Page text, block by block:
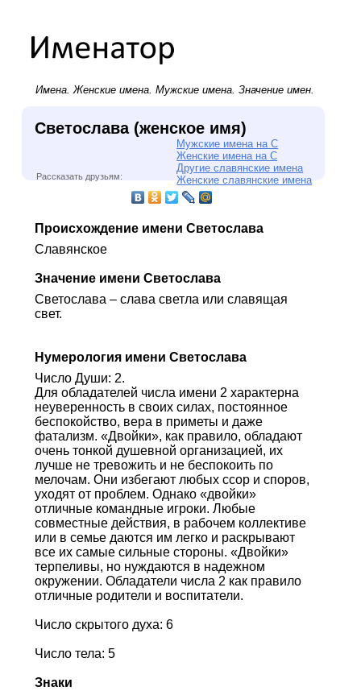
Имена.Женские имена. Мужские имена. Значение имен.
Светослава (женское имя)
Мужские имена на С
Женские имена на С
Другие славянские имена
Женские славянские имена
Рассказать друзьям:
Происхождение имени Светослава
Славянское
Значение имени Светослава
Светослава – слава светла или славящая
свет.
Нумерология имени Светослава
Число Души: 2.
Для обладателей числа имени 2 характерна
неуверенность в своих силах, постоянное
беспокойство, вера в приметы и даже
фатализм. «Двойки», как правило, обладают
очень тонкой душевной организацией, их
лучше не тревожить и не беспокоить по
мелочам. Они избегают любых ссор и споров,
уходят от проблем. Однако «двойки»
отличные командные игроки. Любые
совместные действия, в рабочем коллективе
или в семье даются им легко и раскрывают
все их самые сильные стороны. «Двойки»
терпеливы, но нуждаются в надежном
окружении. Обладатели числа 2 как правило
отличные родители и воспитатели.
Число скрытого духа: 6
Число тела: 5
Знаки